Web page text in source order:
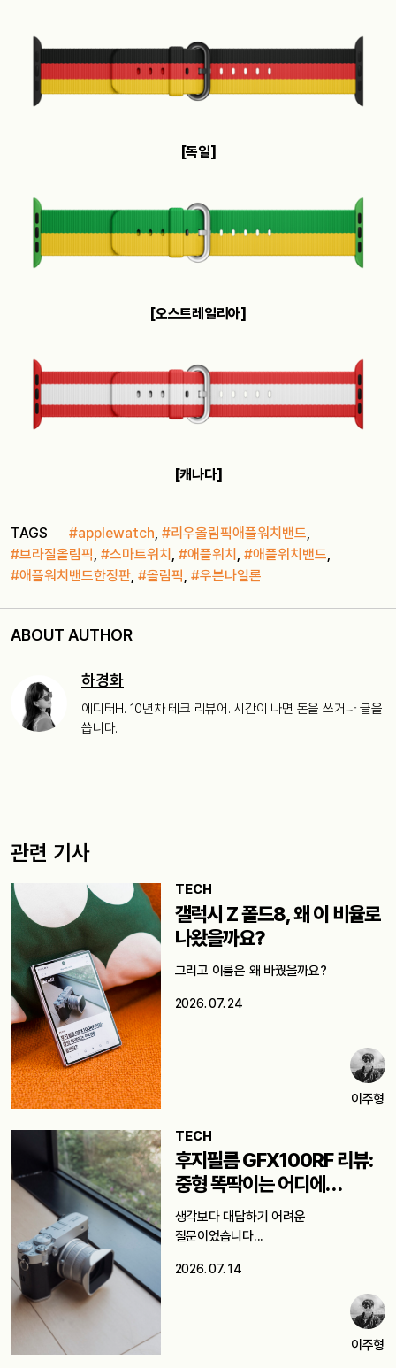
[독일]
[오스트레일리아]
[캐나다]
TAGS #applewatch, #리우올림픽애플워치밴드,
#브라질올림픽, #스마트워치 , #애플워치 , #애플워치밴드,
#애플워치밴드한정판, #올림픽, #우븐나일론
ABOUT AUTHOR
하경화
에디터H. 10년차 테크 리뷰어. 시간이 나면 돈을 쓰거나 글을
씁니다.
관련 기사
TECH
갤럭시 Z 폴드8, 왜 이 비율로
나왔을까요?
그리고 이름은 왜 바꿨을까요?
2026. 07. 24
이주형
TECH
후지필름 GFX100RF 리뷰:
중형 똑딱이는 어디에
쓸까요?
생각보다 대답하기 어려운
질문이었습니다...
2026. 07. 14
이주형